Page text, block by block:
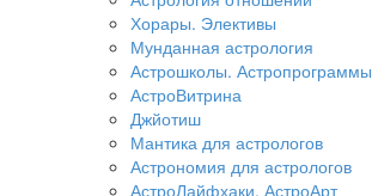
Хорары. Элективы
Мунданная астрология
Астрошколы. Астропрограммы
АстроВитрина
Джйотиш
Мантика для астрологов
Астрономия для астрологов
АстроЛайфхаки. АстроАрт